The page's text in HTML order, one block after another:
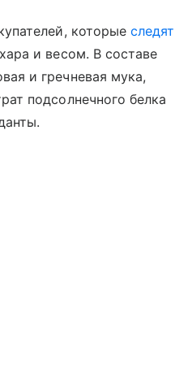
которыеследят
и весом. В составе
и гречневая мука,
подсолнечного белка